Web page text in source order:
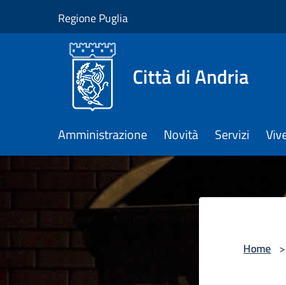
Regione Puglia
Città di Andria
Amministrazione Novità Servizi
Home >